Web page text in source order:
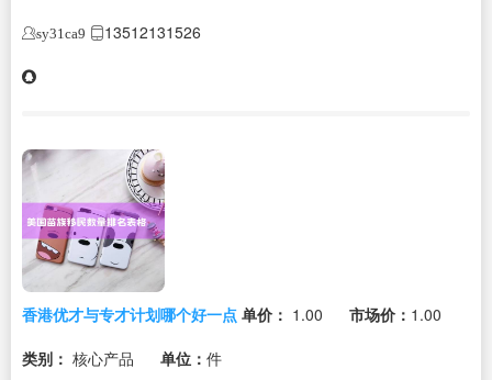
sy31ca9 13512131526
香港优才与专才计划哪个好一点 单价： 1.00 市场价： 1.00
类别： 核心产品 单位： 件